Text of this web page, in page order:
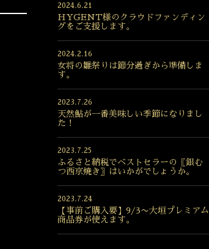
2024.6.21
HYGENT様のクラウドファンディン
グをご支援します。
2024.2.16
女将の雛祭りは節分過ぎから準備しま
す。
2023.7.26
天然鮎が一番美味しい季節になりまし
た！
2023.7.25
ふるさと納税でベストセラーの〖銀む
つ西京焼き〗はいかがでしょうか。
2023.7.24
【事前ご購入要】9/3〜大垣プレミアム
商品券が使えます。